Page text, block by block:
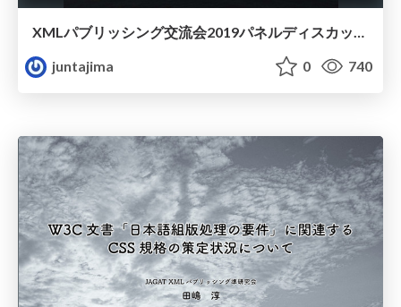
juntajima
0 740